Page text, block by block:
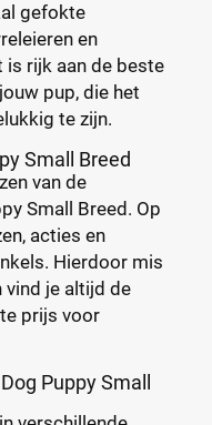
gefokte
en
rijk aan de beste
pup, die het
te zijn.
Small Breed
van de
Small Breed. Op
acties en
Hierdoor mis
vind je altijd de
prijs voor
Puppy Small